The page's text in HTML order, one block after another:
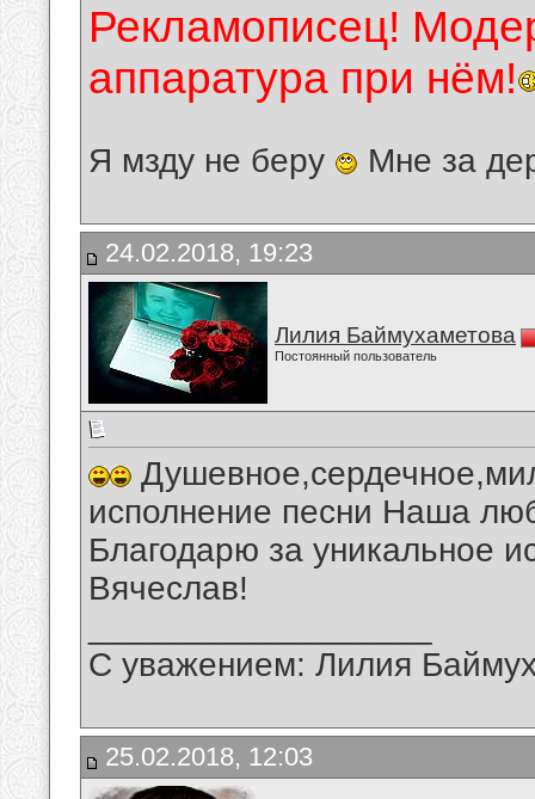
Рекламописец!
аппаратура при нём!
Я мзду не беру Мне за
24.02.2018, 19:23
Лилия Баймухаметова
Постоянный пользователь
исполнение песни Наша
Благодарю за уникальное
Вячеслав!
С уважением: Лилия
25.02.2018, 12:03